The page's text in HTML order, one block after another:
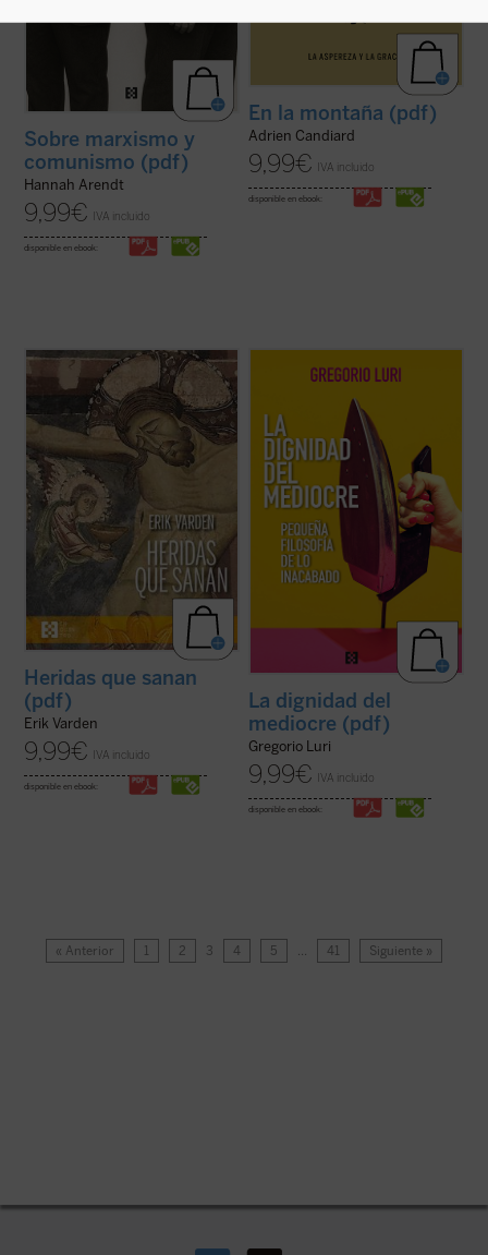
Sobre marxismo y
comunismo (pdf)
Hannah Arendt
9,99€ IVA incluido
disponible en ebook:
En la montaña (pdf)
Adrien Candiard
9,99€ IVA incluido
disponible en ebook:
¿Qué hacer cuando el sufrimiento se
vuelve insoportable y las respuestas
convencionales ya no bastan? El monje y
obispo Erik Varden nos propone un camino.
Inspirándose en un antiguo poema
cisterciense, este libro nos invita a
contemplar ...
Heridas que sanan
(pdf)
Erik Varden
9,99€ IVA incluido
disponible en ebook:
Gregorio Luri nos conduce por un viaje
filosófico para mostrarnos que nuestra
y la divinidad, entre el ser y la nada— es, en
realidad, la fuente de nuestra dignidad. Un
canto a la condición ...(ver ficha)
La dignidad del
mediocre (pdf)
Gregorio Luri
9,99€ IVA incluido
disponible en ebook:
« Anterior 1 2 3 4 5 … 41 Siguiente »